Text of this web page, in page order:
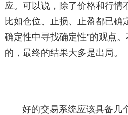
应。可以说，除了价格和行情
比如仓位、止损、止盈都已确
确定性中寻找确定性”的观点
的，最终的结果大多是出局。
好的交易系统应该具备几